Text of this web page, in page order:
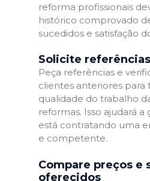
reforma profissionais
histórico comprovado
sucedidos e satisfação
Solicite
Peça referências e
clientes anteriores para
qualidade do trabalho
reformas. Isso ajudará
está contratando uma
e competente.
Compare preços e
oferecidos